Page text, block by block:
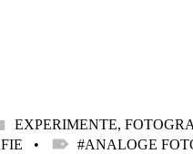
WRITTEN BY:
STEFAN
CATEGORIZED IN:
EXPERIMENTE,
TAGGED AS:
ANALOGE